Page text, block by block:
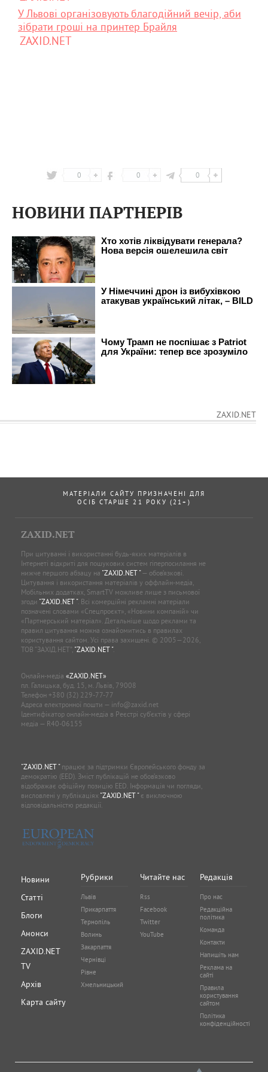
У Львові організовують благодійний вечір, аби
зібрати гроші на принтер Брайля
ZAXID.NET
0 0 0
НОВИНИ ПАРТНЕРІВ
ZAXID.NET
МАТЕРІАЛИ САЙТУ ПРИЗНАЧЕНІ ДЛЯ
ОСІБ СТАРШЕ 21 РОКУ (21+)
ZAXID.NET
При цитуванні і використанні будь-яких матеріалів в
Інтернеті відкриті для пошукових систем гіперпосилання не
нижче першого абзацу на "ZAXID.NET "— обов’язкові.
Цитування і використання матеріалів у оффлайн-медіа,
Мобільних додатках, SmartTV можливе лише з письмової
згоди "ZAXID.NET ". Всі комерційні рекламні матеріали
позначені словами «Спецпроєкт», «Новини компаній» чи
«Партнерський матеріал». Детальніше щодо реклами та
правил цитування можна ознайомитись в правилах
користування сайтом. Усі права захищені. © 2005—2026,
ТОВ “ЗАХІД.НЕТ”, "ZAXID.NET ".
Онлайн-медіа «ZAXID.NET»
пл. Галицька, буд. 15, м. Львів, 79008
Телефон +380 (32) 229-77-77
Адреса електронної пошти — info@zaxid.net
Ідентифікатор онлайн-медіа в Реєстрі суб'єктів у сфері
медіа — R40-06155
"ZAXID.NET "працює за підтримки Європейського фонду за
демократію (EED). Зміст публікацій не обов’язково
відображає офіційну позицію EED. Інформація чи погляди,
висловлені у публікаціях "ZAXID.NET "є виключною
відповідальністю редакції.
Новини
Статті
Блоги
Анонси
ZAXID.NET
TV
Архів
Карта сайту
Рубрики
Львів
Прикарпаття
Тернопіль
Волинь
Закарпаття
Чернівці
Рівне
Хмельницький
Читайте нас
Rss
Facebook
Twitter
YouTube
Редакція
Про нас
Редакційна
політика
Команда
Контакти
Напишіть нам
Реклама на
сайті
Правила
користування
сайтом
Політика
конфіденційності